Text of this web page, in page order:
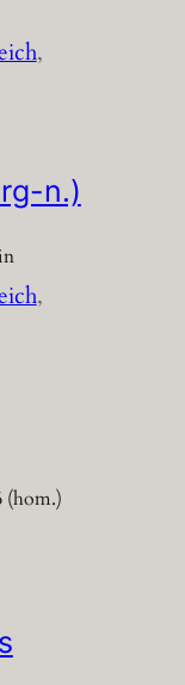
n.)
(hom.)